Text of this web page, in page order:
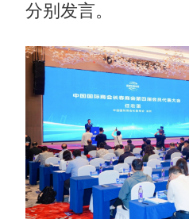
分别发言。